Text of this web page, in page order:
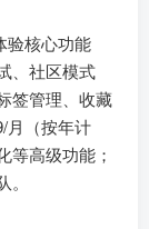
验核心功能
、社区模式
签管理、收藏
月（按年计
等高级功能；